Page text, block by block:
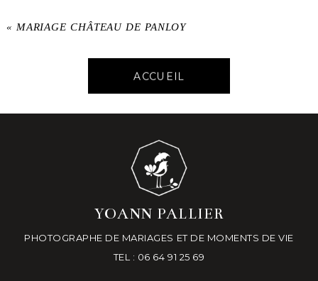
« MARIAGE CHÂTEAU DE PANLOY
ACCUEIL
YOANN PALLIER
PHOTOGRAPHE DE MARIAGES ET DE MOMENTS DE VIE
TEL : 06 64 91 25 69